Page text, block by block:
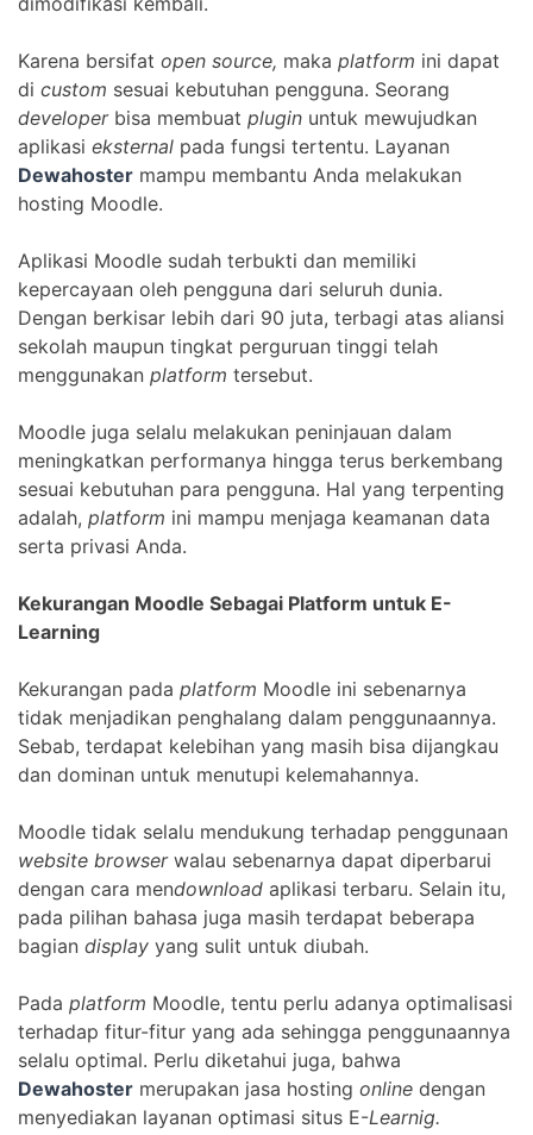
Karena bersifat open source, maka platform ini dapat
di custom sesuai kebutuhan pengguna. Seorang
developer bisa membuat plugin untuk mewujudkan
aplikasi eksternal pada fungsi tertentu. Layanan
Dewahoster mampu membantu Anda melakukan
hosting Moodle.
Aplikasi Moodle sudah terbukti dan memiliki
kepercayaan oleh pengguna dari seluruh dunia.
Dengan berkisar lebih dari 90 juta, terbagi atas aliansi
sekolah maupun tingkat perguruan tinggi telah
menggunakan platform tersebut.
Moodle juga selalu melakukan peninjauan dalam
meningkatkan performanya hingga terus berkembang
sesuai kebutuhan para pengguna. Hal yang terpenting
adalah, platform ini mampu menjaga keamanan data
serta privasi Anda.
Kekurangan Moodle Sebagai Platform untuk E-
Learning
Kekurangan pada platform Moodle ini sebenarnya
tidak menjadikan penghalang dalam penggunaannya.
Sebab, terdapat kelebihan yang masih bisa dijangkau
dan dominan untuk menutupi kelemahannya.
Moodle tidak selalu mendukung terhadap penggunaan
website browserwalau sebenarnya dapat diperbarui
dengan cara mendownload aplikasi terbaru. Selain itu,
pada pilihan bahasa juga masih terdapat beberapa
bagian display yang sulit untuk diubah.
Pada platform Moodle, tentu perlu adanya optimalisasi
terhadap fitur-fitur yang ada sehingga penggunaannya
selalu optimal. Perlu diketahui juga, bahwa
Dewahoster merupakan jasa hosting online dengan
menyediakan layanan optimasi situs E-Learnig.